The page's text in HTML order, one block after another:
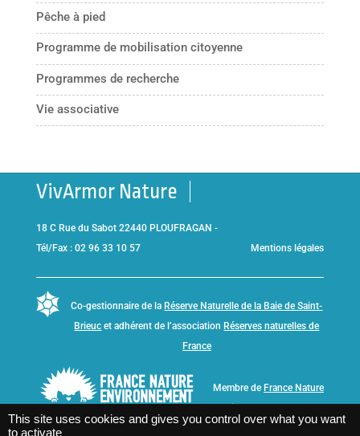
Pêche à pied
Programme de mobilisation citoyenne
Programmes de recherche
Vie associative
VivArmor Nature
18 C Rue du Sabot 22440 PLOUFRAGAN -
Tél/Fax : 02 96 33 10 57
Mentions légales
Co-gestionnaire de la Réserve Naturelle de la Baie de Saint-
Brieuc et adhérent de l’association Réserves naturelles de
France
Membre de France Nature
This site uses cookies and gives you control over what you want
to activate